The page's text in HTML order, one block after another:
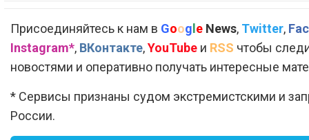
Присоединяйтесь к нам в Google News, Twitter,
Instagram*, ВКонтакте,YouTube и RSS чтобы
новостями и оперативно получать интересные
* Сервисы признаны судом экстремистскими и
России.